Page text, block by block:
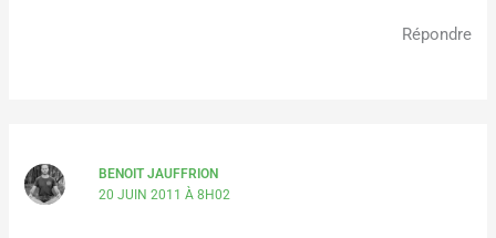
Répondre
BENOIT JAUFFRION
20 JUIN 2011 À 8H02